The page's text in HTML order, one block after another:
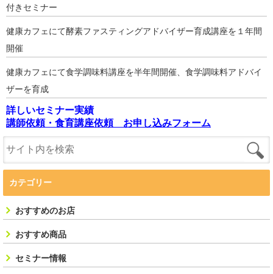
付きセミナー
健康カフェにて酵素ファスティングアドバイザー育成講座を１年間
開催
健康カフェにて食学調味料講座を半年間開催、食学調味料アドバイ
ザーを育成
詳しいセミナー実績
講師依頼・食育講座依頼 お申し込みフォーム
カテゴリー
おすすめのお店
おすすめ商品
セミナー情報